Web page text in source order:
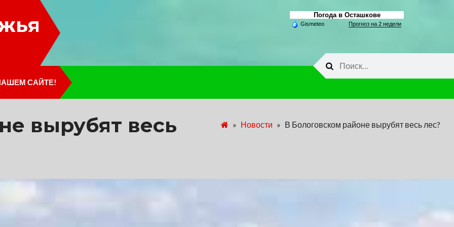
Погода в Осташкове
Gismeteo Прогноз на 2 недели
САЙТЕ!
вырубят весь
» Новости » В Бологовском районе вырубят весь лес?